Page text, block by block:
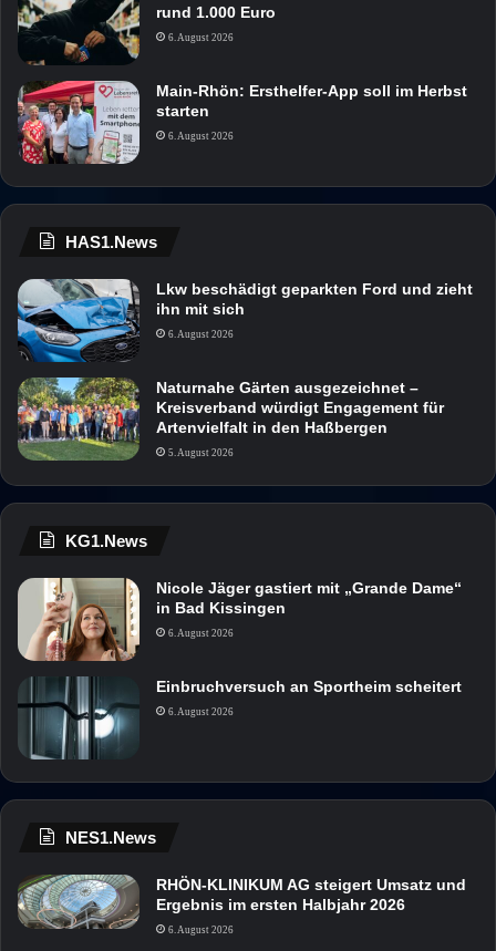
rund 1.000 Euro
6. August 2026
Main-Rhön: Ersthelfer-App soll im Herbst
starten
6. August 2026
HAS1.News
Lkw beschädigt geparkten Ford und zieht
ihn mit sich
6. August 2026
Naturnahe Gärten ausgezeichnet –
Kreisverband würdigt Engagement für
Artenvielfalt in den Haßbergen
5. August 2026
KG1.News
Nicole Jäger gastiert mit „Grande Dame“
in Bad Kissingen
6. August 2026
Einbruchversuch an Sportheim scheitert
6. August 2026
NES1.News
RHÖN-KLINIKUM AG steigert Umsatz und
Ergebnis im ersten Halbjahr 2026
6. August 2026